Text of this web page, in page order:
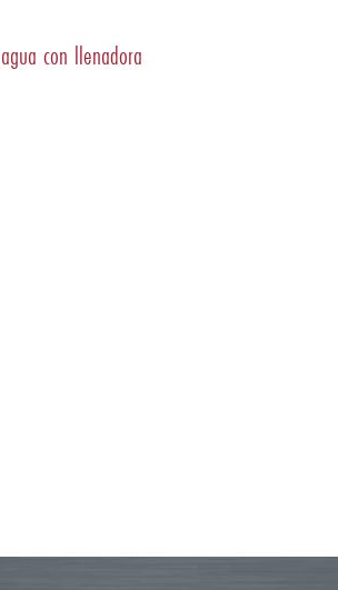
con llenadora